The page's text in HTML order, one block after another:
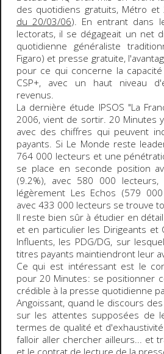
des quotidiens gratuits, Métro et
du 20/03/06). En entrant dans
lectorats, il se dégageait un net
quotidienne généraliste
Figaro) et presse gratuite,
pour ce qui concerne la
CSP+, avec un haut niveau
revenus.
La dernière étude IPSOS "La
2006, vient de sortir. 20 Minutes
avec des chiffres qui peuvent
payants. Si Le Monde reste
764 000 lecteurs et une
se place en seconde position
(9.2%), avec 580 000 lecteurs,
légèrement Les Echos (579 000
avec 433 000 lecteurs se trouve
Il reste bien sûr à étudier en
et en particulier les Dirigeants et
Influents, les PDG/DG, sur
titres payants maintiendront leur
Ce qui est intéressant est le
pour20 Minutes: se positionner
crédible à la presse quotidienne
Angoissant, quand le discours
sur les attentes supposées de
termes de qualité et d'exhaustivité
falloir aller chercher ailleurs... et